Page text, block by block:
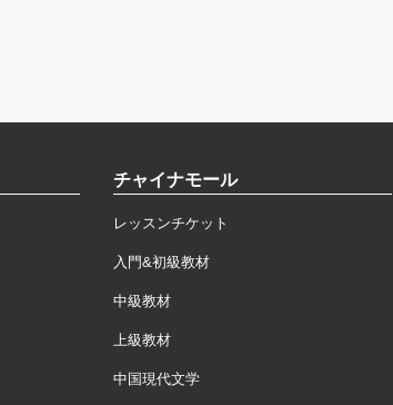
チャイナモール
レッスンチケット
入門&初級教材
中級教材
上級教材
中国現代文学